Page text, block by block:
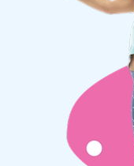
JB Insuflaveis: o
é
outros insufláveis. As
transparente e
países. Trabalhamos
materiais. Também
serviço.